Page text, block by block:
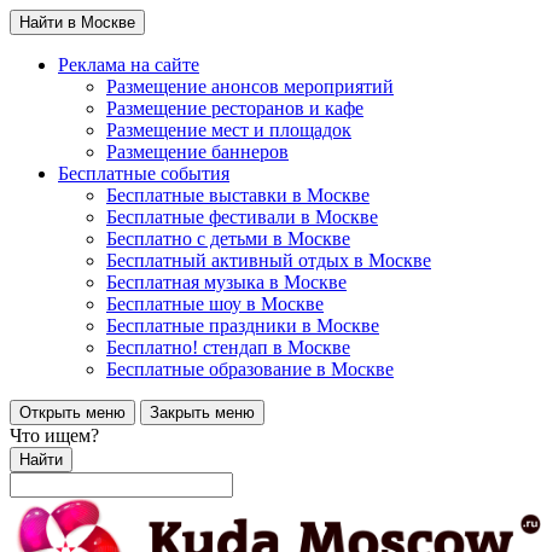
Найти в Москве
Реклама на сайте
Размещение анонсов мероприятий
Размещение ресторанов и кафе
Размещение мест и площадок
Размещение баннеров
Бесплатные события
Бесплатные выставки в Москве
Бесплатные фестивали в Москве
Бесплатно с детьми в Москве
Бесплатный активный отдых в Москве
Бесплатная музыка в Москве
Бесплатные шоу в Москве
Бесплатные праздники в Москве
Бесплатно! стендап в Москве
Бесплатные образование в Москве
Открыть меню Закрыть меню
Что ищем?
Найти